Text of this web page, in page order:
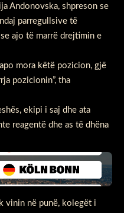
Andonovska, shpreson se
parregullsive të
ajo të marrë drejtimin e
mora këtë pozicion, gjë
pozicionin”, tha
ekipi i saj dhe ata
reagentë dhe as të dhëna
vinin në punë, kolegët i